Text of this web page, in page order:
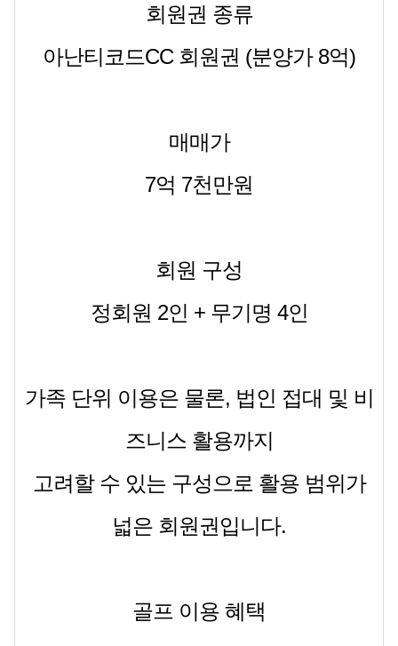
회원권 종류
아난티코드CC 회원권 (분양가 8억)
매매가
7억 7천만원
회원 구성
정회원 2인 + 무기명 4인
가족 단위 이용은 물론, 법인 접대 및 비
즈니스 활용까지
고려할 수 있는 구성으로 활용 범위가
넓은 회원권입니다.
골프 이용 혜택